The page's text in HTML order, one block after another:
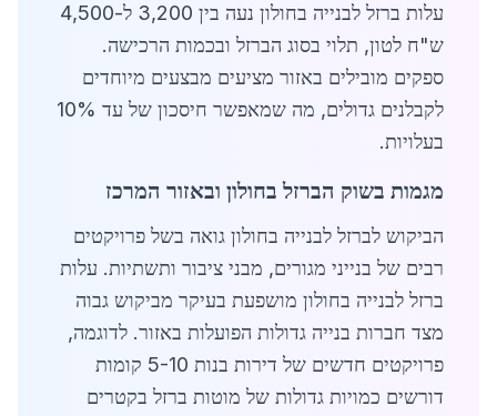
עלות ברזל לבנייה בחולון נעה בין 3,200 ל-4,500
ש"ח לטון, תלוי בסוג הברזל ובכמות הרכישה.
ספקים מובילים באזור מציעים מבצעים מיוחדים
לקבלנים גדולים, מה שמאפשר חיסכון של עד 10%
בעלויות.
מגמות בשוק הברזל בחולון ובאזור המרכז
הביקוש לברזל לבנייה בחולון גואה בשל פרויקטים
רבים של בנייני מגורים, מבני ציבור ותשתיות. עלות
ברזל לבנייה בחולון מושפעת בעיקר מביקוש גבוה
מצד חברות בנייה גדולות הפועלות באזור. לדוגמה,
פרויקטים חדשים של דירות בנות 5-10 קומות
דורשים כמויות גדולות של מוטות ברזל בקטרים